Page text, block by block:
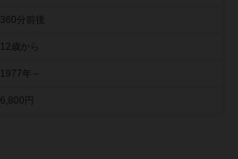
360分前後
12歳から
1977年～
6,800円